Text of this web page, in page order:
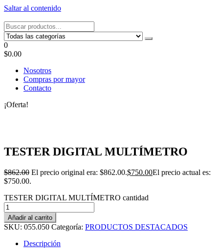
Saltar al contenido
Tel: 22087679 – Cel: 097 822122 – Joaquín Requena 2459
0
$0.00
Nosotros
Compras por mayor
Contacto
¡Oferta!
TESTER DIGITAL MULTÍMETRO
$862.00 El precio original era: $862.00.$750.00El precio actual es:
$750.00.
TESTER DIGITAL MULTÍMETRO cantidad
Añadir al carrito
SKU: 055.050 Categoría: PRODUCTOS DESTACADOS
Descripción